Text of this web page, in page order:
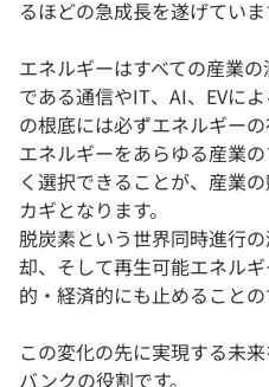
るほどの急成長を遂げていま
エネルギーはすべての産業
である通信やIT、AI、EVに
の根底には必ずエネルギーの
エネルギーをあらゆる産業
く選択できることが、産業
カギとなります。
脱炭素という世界同時進行
却、そして再生可能エネル
的・経済的にも止めること
この変化の先に実現する未
バンクの役割です。